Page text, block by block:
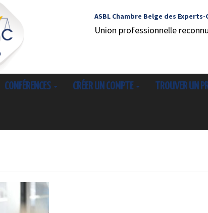
ASBL Chambre Belge des
Union professionnelle
CONFÉRENCES CRÉER UN COMPTE TROUVER UN